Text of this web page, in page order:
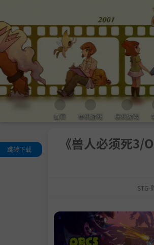
首页 单机游戏 联机游戏
《兽人必须死
STG-
跳转下载